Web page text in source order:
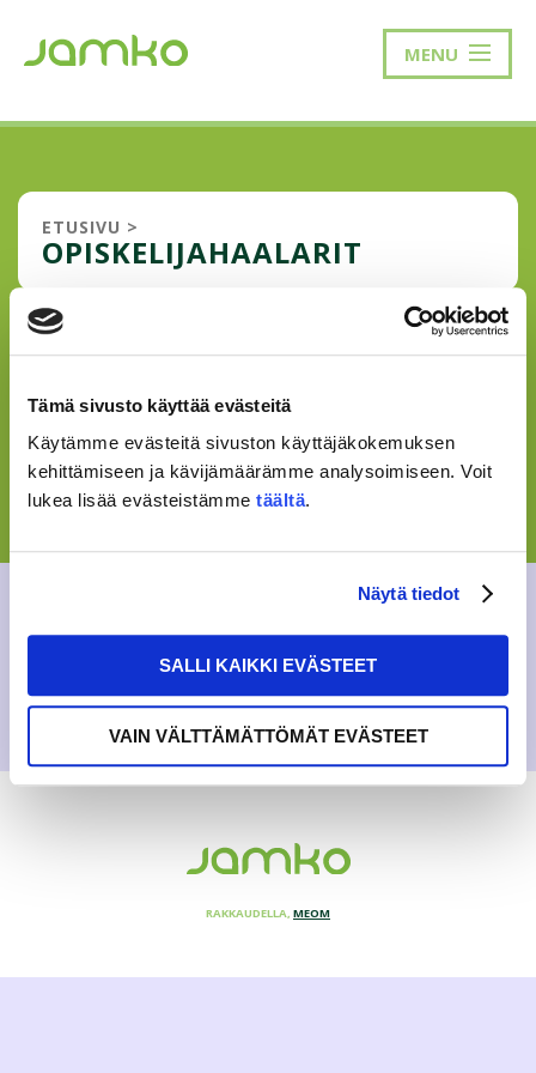
Tämä sivusto käyttää evästeitä
Käytämme evästeitä sivuston käyttäjäkokemuksen
kehittämiseen ja kävijämäärämme analysoimiseen. Voit
lukea lisää evästeistämme täältä.
Näytä tiedot
SALLI KAIKKI EVÄSTEET
VAIN VÄLTTÄMÄTTÖMÄT EVÄSTEET
MENU
ETUSIVU >
OPISKELIJAHAALARIT
OPISKELIJAHAALAREIDEN
Myös haalarikastajaiset siirtyvät JAMKO tekee
haalaritilauksen vuosittain yhteistyössä
koulutusalajärjestöjen kanssa. Koulutusalajärjestöt
keräävät tilaukset ja järjestävät sovituksen, jonka jälkeen
AJANKOHTAISTA,YLEINEN
RAKKAUDELLA, MEOM